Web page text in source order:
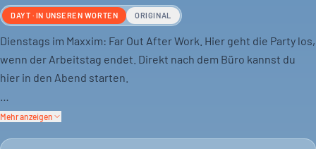
DAYT · IN UNSEREN WORTEN ORIGINAL
Dienstags im Maxxim: Far Out After Work. Hier geht die Party los,
wenn der Arbeitstag endet. Direkt nach dem Büro kannst du
hier in den Abend starten.
DJ Tiefton, DJ DeeNoRee und DJ Punjesh legen auf. Der Mix ist
Mehr anzeigen